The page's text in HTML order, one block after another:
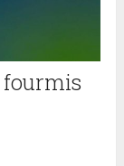
fourmis